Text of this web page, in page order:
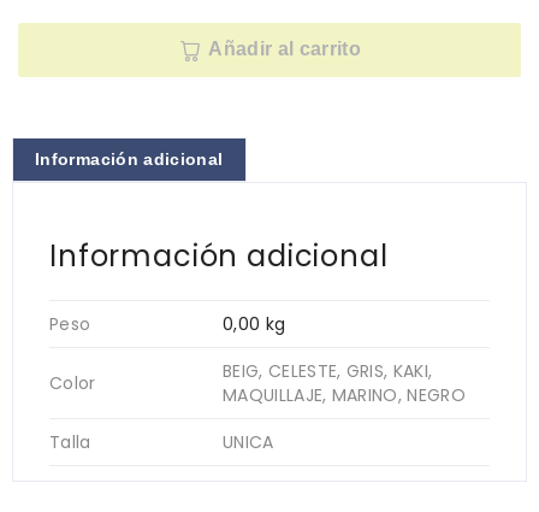
Añadir al carrito
Información adicional
Información adicional
Peso 0,00 kg
Color
BEIG, CELESTE, GRIS, KAKI,
MAQUILLAJE, MARINO, NEGRO
Talla
UNICA